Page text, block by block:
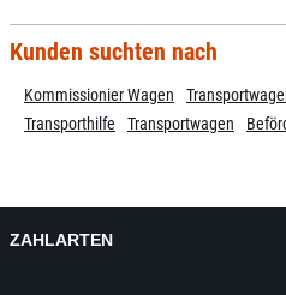
Kunden suchten nach
Kommissionier Wagen
Transporthilfe
Transportwagen
ZAHLARTEN